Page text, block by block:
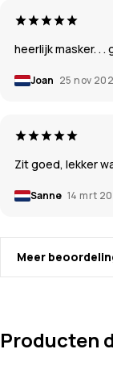
heerlijk masker. . .
Joan 25 nov
Zit goed, lekker
Sanne 14 mrt
Meer
Producten